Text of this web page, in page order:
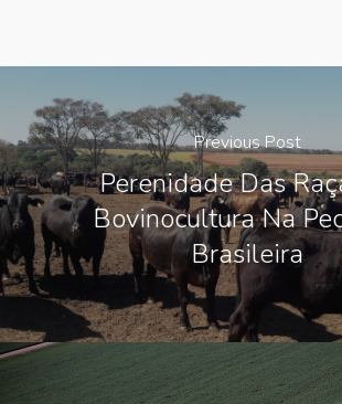
Previous Post
Perenidade Das
Bovinocultura Na
Brasileira